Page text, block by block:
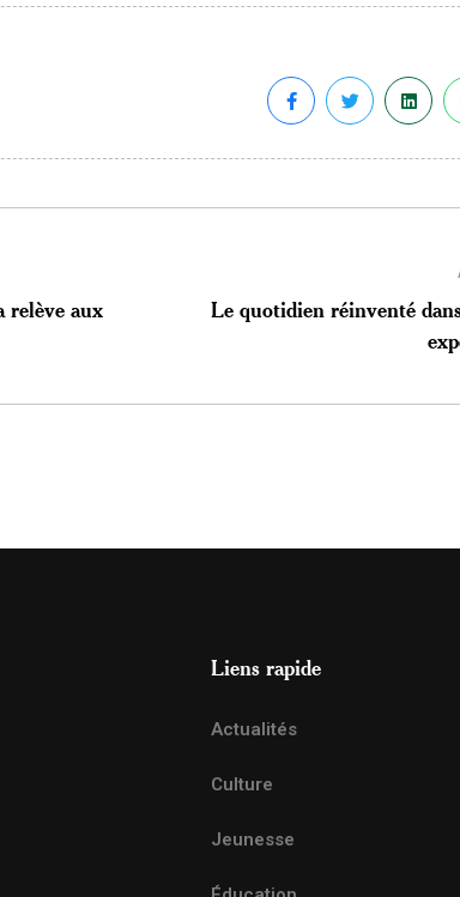
relève aux
Le quotidien réinventé
Liens rapide
Actualités
Culture
Jeunesse